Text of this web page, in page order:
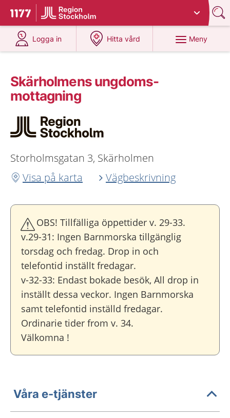
Till startsidan för 1177
Du har valt region
Logga in
på 1177.se
Hitta vård
på 1177.se
Meny
Skärholmens ungdoms­
mottagning
Storholmsgatan 3, Skärholmen
Visa på karta
Vägbeskrivning
OBS! Tillfälliga öppettider v. 29-33.
v.29-31: Ingen Barnmorska tillgänglig
torsdag och fredag. Drop in och
telefontid inställt fredagar.
v-32-33: Endast bokade besök, All drop in
inställt dessa veckor. Ingen Barnmorska
samt telefontid inställd fredagar.
Ordinarie tider from v. 34.
Välkomna !
Våra e-tjänster